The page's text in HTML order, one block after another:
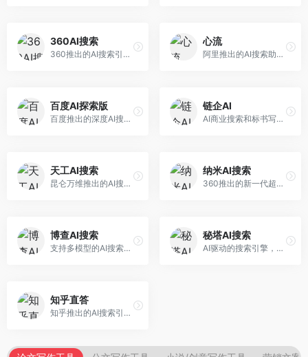
360AI搜索
360推出的AI搜索引擎，专注于安全智能搜索。面向普通用户，提供智能问答、网页搜索、内容整理等服务，安全防护能力强。
心流
阿里推出的AI搜索助手，专注于智能信息获取。面向普通用户，提供智能搜索、内容整理、知识问答等服务，与阿里生态深度整合。
百度AI探索版
百度推出的深度AI搜索引擎，整合百度知识图谱。面向中文用户，提供智能问答、知识探索、内容生成等服务，知识覆盖面广。
链企AI
AI商业搜索和标书写作工具，专注于企业服务场景。面向企业用户，提供商业信息搜索、标书生成、企业分析等服务，商业信息专业。
天工AI搜索
昆仑万维推出的AI搜索引擎，整合大模型与搜索能力。面向普通用户，提供智能问答、深度搜索、内容整理等服务，中文搜索体验好。
纳米AI搜索
360推出的新一代超级AI搜索，深度整合360搜索资源。面向普通用户，提供智能问答、多模态搜索、内容生成等服务，安全可靠。
博查AI搜索
支持多模型的AI搜索引擎，整合多种大模型能力。面向AI爱好者，提供多模型搜索、答案对比、深度分析等服务，模型选择灵活。
秘塔AI搜索
AI驱动的搜索引擎，专注于无广告直达结果。面向研究者和信息获取需求者，提供深度搜索、来源标注、答案整理等服务，搜索结果干净准确，信息可信度高。
知乎直答
知乎推出的AI搜索引擎，专注于知识问答场景。面向知识获取者，提供知乎内容搜索、智能问答、知识整理等服务，专业知识丰富。